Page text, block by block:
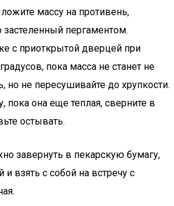
массу на противень,
застеленный пергаментом.
с приоткрытой дверцей при
пока масса не станет не
но не пересушивайте до хрупкости.
пока она еще теплая, сверните в
остывать.
завернуть в пекарскую бумагу,
и взять с собой на встречу с